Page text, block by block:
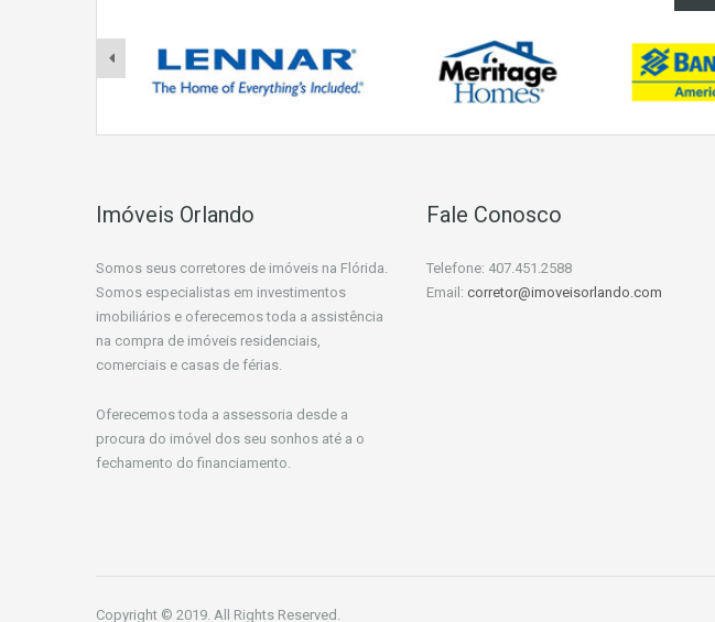
Imóveis Orlando
Somos seus corretores de imóveis na Flórida.
Somos especialistas em investimentos
imobiliários e oferecemos toda a assistência
na compra de imóveis residenciais,
comerciais e casas de férias.
Oferecemos toda a assessoria desde a
procura do imóvel dos seu sonhos até a o
fechamento do financiamento.
Fale Conosco
Telefone: 407.451.2588
Email: corretor@imoveisorlando.com
Copyright © 2019. All Rights Reserved.